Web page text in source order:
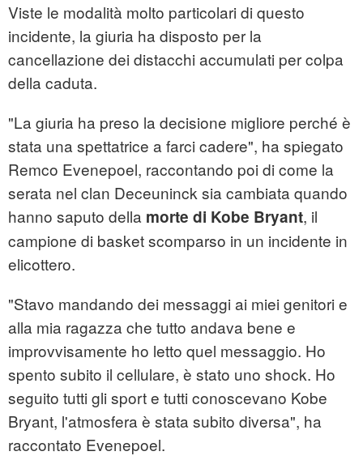
Viste le modalità molto particolari di questo
incidente, la giuria ha disposto per la
cancellazione dei distacchi accumulati per colpa
della caduta.
"La giuria ha preso la decisione migliore perché è
stata una spettatrice a farci cadere", ha spiegato
Remco Evenepoel, raccontando poi di come la
serata nel clan Deceuninck sia cambiata quando
hanno saputo della morte di Kobe Bryant, il
campione di basket scomparso in un incidente in
elicottero.
"Stavo mandando dei messaggi ai miei genitori e
alla mia ragazza che tutto andava bene e
improvvisamente ho letto quel messaggio. Ho
spento subito il cellulare, è stato uno shock. Ho
seguito tutti gli sport e tutti conoscevano Kobe
Bryant, l'atmosfera è stata subito diversa", ha
raccontato Evenepoel.